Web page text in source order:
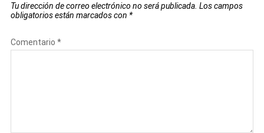
Tu dirección de correo electrónico no será publicada. Los campos
obligatorios están marcados con *
Comentario *